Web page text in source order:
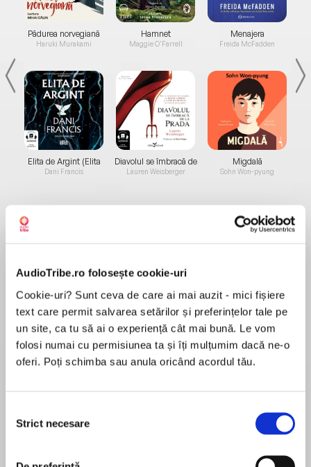
AudioTribe.ro folosește cookie-uri
Cookie-uri? Sunt ceva de care ai mai auzit - mici fișiere
text care permit salvarea setărilor și preferințelor tale pe
un site, ca tu să ai o experiență cât mai bună. Le vom
folosi numai cu permisiunea ta și îți mulțumim dacă ne-o
oferi. Poți schimba sau anula oricând acordul tău.
consimțământului
Strict necesare
Pădurea norvegiană
Haruki Murakami
Elita de Argint (Elita
de...
Dani Francis
Hamnet
Maggie O'Farrell
Diavolul se îmbracă de
la...
Lauren Weisberger
Menajera
Freida McFadden
Migdală
Sohn Won-pyung
Un „roman-antologie” alcătuit din 38 de
povestiri ale unor scriitori fictivi, cărora li se dau
și scurte notițe biobibliografice inventate.
Fiecare autor este dintr-una din țările în care
opera lui Pavić a fost tradusă. Volumul este
gândit ca o antologie a literaturii lumii,
Opulescu, despre o aristocrată care a existat cu
al Serbiei. Povestirile conțin „sertare” secrete
MAI MULT
În acest moment nu există recenzii